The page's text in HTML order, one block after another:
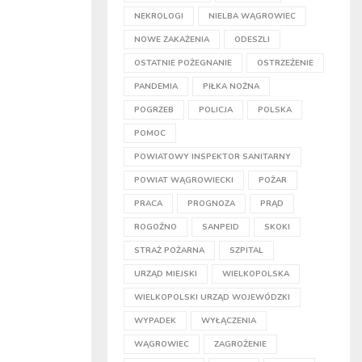
NEKROLOGI NIELBA WĄGROWIEC
NOWE ZAKAŻENIA ODESZLI
OSTATNIE POŻEGNANIE OSTRZEŻENIE
PANDEMIA PIŁKA NOŻNA
POGRZEB POLICJA POLSKA
POMOC
POWIATOWY INSPEKTOR SANITARNY
POWIAT WĄGROWIECKI POŻAR
PRACA PROGNOZA PRĄD
ROGOŹNO SANPEID SKOKI
STRAŻ POŻARNA SZPITAL
URZĄD MIEJSKI WIELKOPOLSKA
WIELKOPOLSKI URZĄD WOJEWÓDZKI
WYPADEK WYŁĄCZENIA
WĄGROWIEC ZAGROŻENIE